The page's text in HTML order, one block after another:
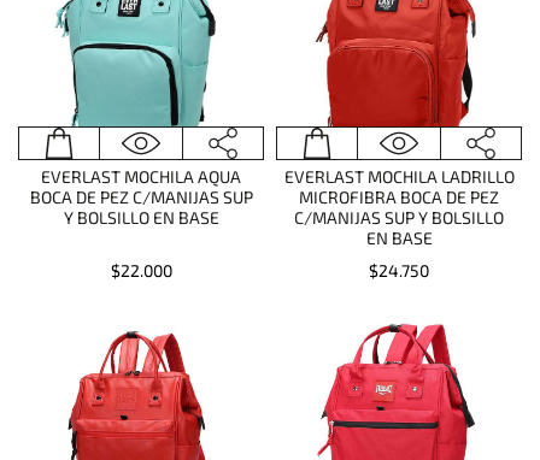
EVERLAST MOCHILA AQUA
BOCA DE PEZ C/MANIJAS SUP
Y BOLSILLO EN BASE
$22.000
EVERLAST MOCHILA LADRILLO
MICROFIBRA BOCA DE PEZ
C/MANIJAS SUP Y BOLSILLO
EN BASE
$24.750